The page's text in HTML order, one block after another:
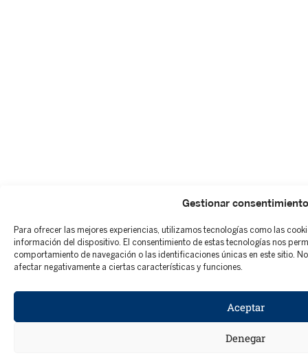
Gestionar consentimiento
Para ofrecer las mejores experiencias, utilizamos tecnologías como las
información del dispositivo. El consentimiento de estas tecnologías nos
comportamiento de navegación o las identificaciones únicas en este sitio.
afectar negativamente a ciertas características y funciones.
Aceptar
Denegar